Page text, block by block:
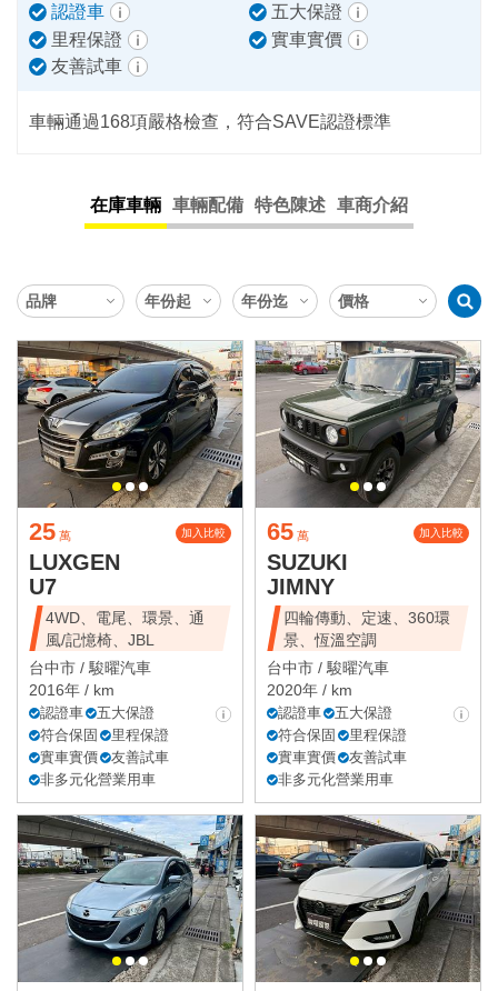
認證車
五大保證
里程保證
實車實價
友善試車
車輛通過168項嚴格檢查，符合SAVE認證標準
在庫車輛 車輛配備 特色陳述 車商介紹
25 萬 加入比較
LUXGEN
U7
4WD、電尾、環景、通
風/記憶椅、JBL
台中市 /駿曜汽車
2016年 / km
認證車
五大保證
符合保固
里程保證
實車實價
友善試車
非多元化營業用車
65 萬 加入比較
SUZUKI
JIMNY
四輪傳動、定速、360環
景、恆溫空調
台中市 /駿曜汽車
2020年 / km
認證車
五大保證
符合保固
里程保證
實車實價
友善試車
非多元化營業用車